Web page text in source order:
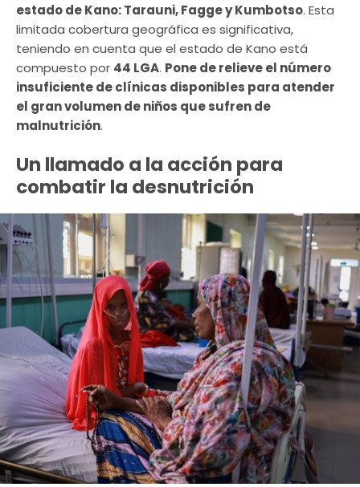
estado de Kano: Tarauni, Fagge y Kumbotso. Esta
limitada cobertura geográfica es significativa,
teniendo en cuenta que el estado de Kano está
compuesto por 44 LGA. Pone de relieve el número
insuficiente de clínicas disponibles para atender
el gran volumen de niños que sufren de
malnutrición.
Un llamado a la acción para
combatir la desnutrición